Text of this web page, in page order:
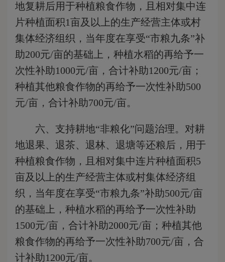
地复耕后用于种植粮食作物 ，且 相对集中连
片种植面积1亩及以上的生产经营主体或村
集体经济组织，当年度在享受“市粮九条”补
助200元/亩的基础上，种植水稻的再给予一
次性补助1000元/亩，合计补助1200元/亩；
种植其他粮食作物的再给予一次性补助500
元/亩，合计补助700元/亩。
六、支持耕地“非粮化”问题治理。 对耕
地退果、 退茶、 退林、退塘等还粮后 ，用于
种植粮食作物 ，且 相对集中连片种植面积5
亩及以上的生产经营主体或村集体经济组
织，当年度在享受“市粮九条”补助500元/亩
的基础上，种植水稻的再给予一次性补助
1500元/亩，合计补助2000元/亩；种植其他
粮食作物的再给予一次性补助700元/亩，合
计补助1200元/亩。